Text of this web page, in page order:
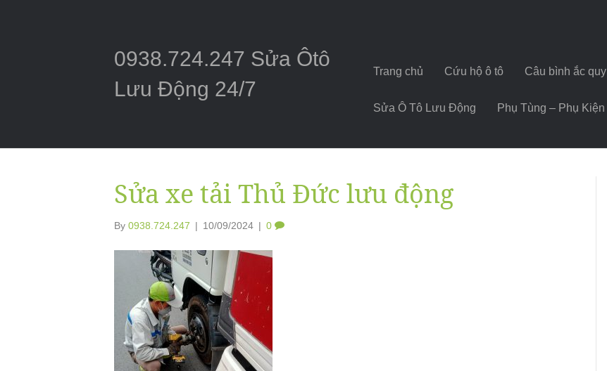
0938.724.247 Sửa Ôtô
Lưu Động 24/7
Trang chủ Cứu hộ ô tô Câu bình ắc quy
Sửa Ô Tô Lưu Động Phụ Tùng – Phụ Kiện
Sửa xe tải Thủ Đức lưu động
By 0938.724.247 | 10/09/2024 | 0